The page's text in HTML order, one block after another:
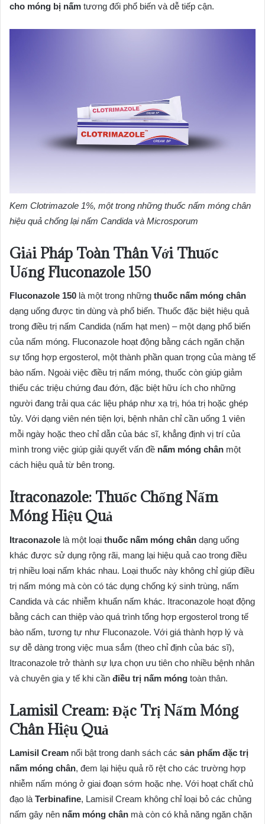
cho móng bị nấm tương đối phổ biến và dễ tiếp cận.
Kem Clotrimazole 1%, một trong những thuốc nấm móng chân
hiệu quả chống lại nấm Candida và Microsporum
Giải Pháp Toàn Thân Với Thuốc
Uống Fluconazole 150
Fluconazole 150 là một trong những thuốc nấm móng chân
dạng uống được tin dùng và phổ biến. Thuốc đặc biệt hiệu quả
trong điều trị nấm Candida (nấm hạt men) – một dạng phổ biến
của nấm móng. Fluconazole hoạt động bằng cách ngăn chặn
sự tổng hợp ergosterol, một thành phần quan trọng của màng tế
bào nấm. Ngoài việc điều trị nấm móng, thuốc còn giúp giảm
thiểu các triệu chứng đau đớn, đặc biệt hữu ích cho những
người đang trải qua các liệu pháp như xạ trị, hóa trị hoặc ghép
tủy. Với dạng viên nén tiện lợi, bệnh nhân chỉ cần uống 1 viên
mỗi ngày hoặc theo chỉ dẫn của bác sĩ, khẳng định vị trí của
mình trong việc giúp giải quyết vấn đề nấm móng chân một
cách hiệu quả từ bên trong.
Itraconazole: Thuốc Chống Nấm
Móng Hiệu Quả
Itraconazole là một loại thuốc nấm móng chân dạng uống
khác được sử dụng rộng rãi, mang lại hiệu quả cao trong điều
trị nhiều loại nấm khác nhau. Loại thuốc này không chỉ giúp điều
trị nấm móng mà còn có tác dụng chống ký sinh trùng, nấm
Candida và các nhiễm khuẩn nấm khác. Itraconazole hoạt động
bằng cách can thiệp vào quá trình tổng hợp ergosterol trong tế
bào nấm, tương tự như Fluconazole. Với giá thành hợp lý và
sự dễ dàng trong việc mua sắm (theo chỉ định của bác sĩ),
Itraconazole trở thành sự lựa chọn ưu tiên cho nhiều bệnh nhân
và chuyên gia y tế khi cần điều trị nấm móng toàn thân.
Lamisil Cream: Đặc Trị Nấm Móng
Chân Hiệu Quả
Lamisil Cream nổi bật trong danh sách các sản phẩm đặc trị
nấm móng chân, đem lại hiệu quả rõ rệt cho các trường hợp
nhiễm nấm móng ở giai đoạn sớm hoặc nhẹ. Với hoạt chất chủ
đạo là Terbinafine, Lamisil Cream không chỉ loại bỏ các chủng
nấm gây nên nấm móng chân mà còn có khả năng ngăn chặn